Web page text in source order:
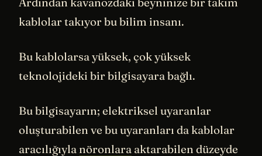
kablolar takıyor bu bilim insanı.
Bu kablolarsa yüksek, çok yüksek
teknolojideki bir bilgisayara bağlı.
Bu bilgisayarın; elektriksel uyaranlar
oluşturabilen ve bu uyaranları da kablolar
aracılığıyla nöronlara aktarabilen düzeyde